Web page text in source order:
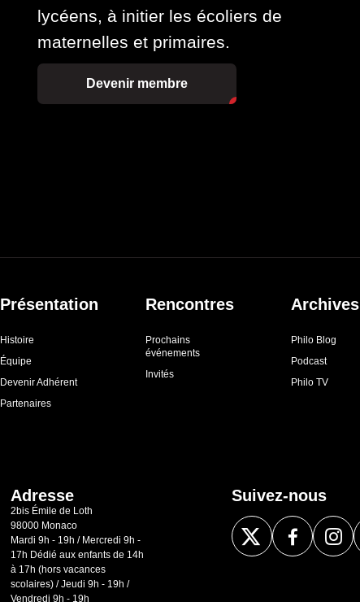
lycéens, à initier les écoliers de
maternelles et primaires.
Devenir membre
Présentation
Histoire
Équipe
Devenir Adhérent
Partenaires
Rencontres
Prochains
événements
Invités
Archives
Philo Blog
Podcast
Philo TV
Adresse
2bis Émile de Loth
98000 Monaco
Mardi 9h - 19h / Mercredi 9h -
17h Dédié aux enfants de 14h
à 17h (hors vacances
scolaires) / Jeudi 9h - 19h /
Vendredi 9h - 19h
Suivez-nous